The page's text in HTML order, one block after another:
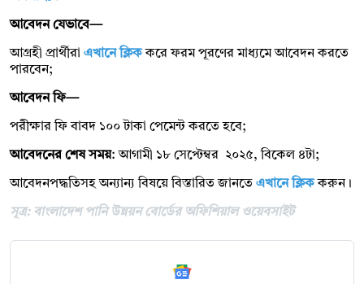
আবেদন যেভাবে—
আগ্রহী প্রার্থীরা এখানে ক্লিককরে ফরম পূরণের মাধ্যমে আবেদন করতে
পারবেন;
আবেদন ফি—
পরীক্ষার ফি বাবদ ১০০ টাকা পেমেন্ট করতে হবে;
আবেদনের শেষ সময়: আগামী ১৮ সেপ্টেম্বর ২০২৫, বিকেল ৪টা;
আবেদনপদ্ধতিসহ অন্যান্য বিষয়ে বিস্তারিত জানতে এখানে ক্লিককরুন।
সূত্র: বাংলাদেশ পানি উন্নয়ন বোর্ডের অফিশিয়াল ওয়েবসাইট